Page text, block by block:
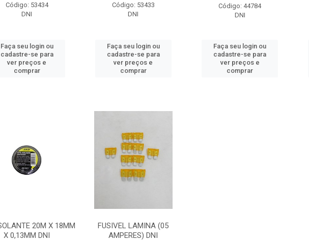
Código: 53434
DNI
Faça seu login ou
cadastre-se para
ver preços e
comprar
Código: 53433
DNI
Faça seu login ou
cadastre-se para
ver preços e
comprar
Código: 44784
DNI
Faça seu login ou
cadastre-se para
ver preços e
comprar
20M X 18MM
X 0,13MM DNI
FUSIVEL LAMINA (05
AMPERES) DNI